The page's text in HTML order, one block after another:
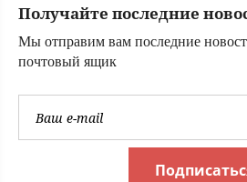
Получайте последние
Мы отправим вам последние
почтовый ящик